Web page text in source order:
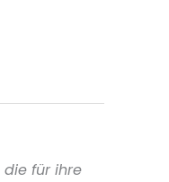
die für ihre